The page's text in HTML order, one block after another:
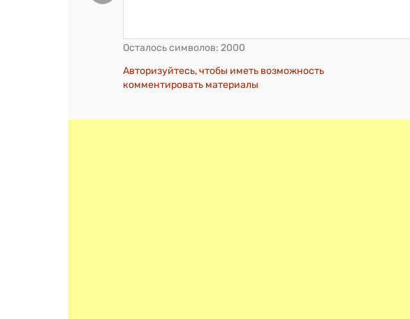
Осталось символов: 2000
Авторизуйтесь, чтобы иметь возможность
комментировать материалы